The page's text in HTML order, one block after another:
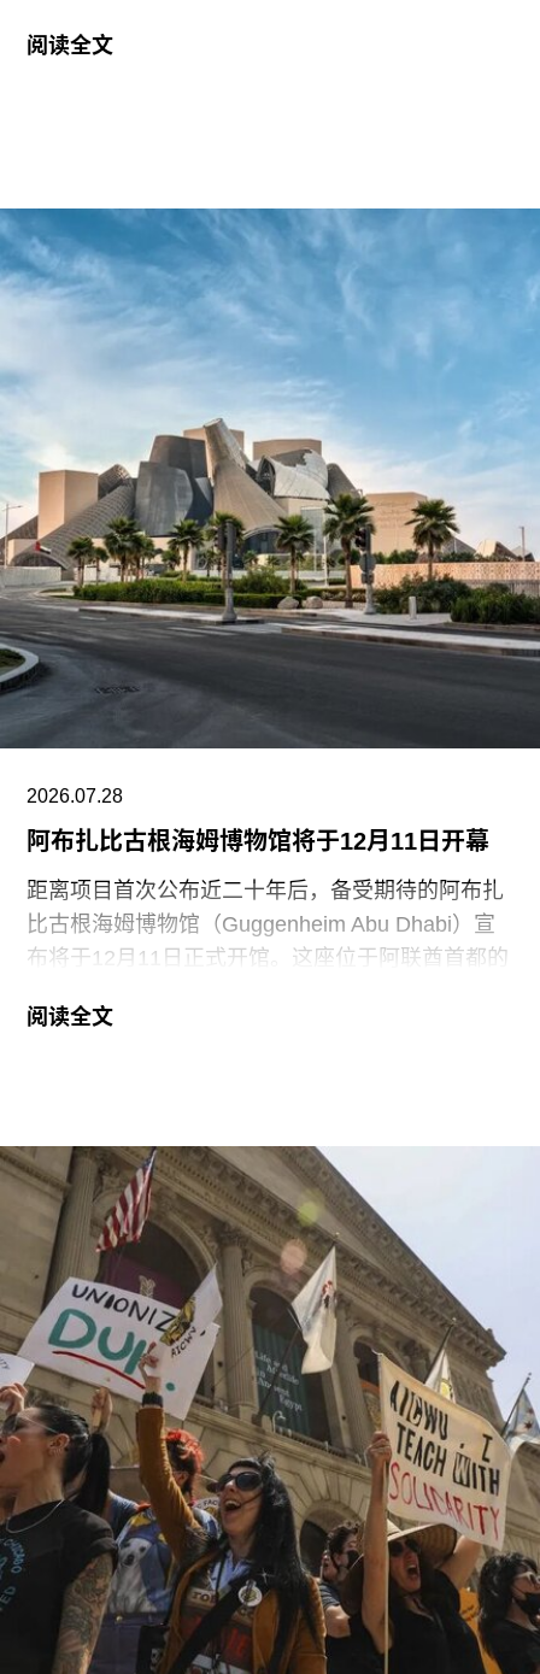
23岁的国家卫生服务工作者贾伊·哈莱（Jai Halai）
1901年的作品《母性》（Motherhood
）。这张照
片由巴勒斯坦摄影记者阿里·贾达拉（Ali
Jadallah）于2024年3月以色列围困加沙希法医院
期间拍摄。两名抗议者隶属于“青年诉求”（Youth
Demand），该组织由气候行动组织“停止石油”
（Just Stop Oil）的学生分支发展而来。行动中，
两人高声呼吁英国停止与以色列的贸易往来。随
后，其中一人将红色液体泼洒在展厅地面，引发现
场观众惊呼，两人随即被警方逮捕。
此次行动发生时，英国艺术机构正接连成为抗议活
动的现场。就在该事件发生几天前，两名年轻的气
候行动人士因向文森特·梵高1888年作品《向日
葵》的玻璃罩泼洒番茄汤而被判处监禁。庭审中，
陪审团获悉，毕加索画作本身并未受损，但泼洒在
地面的红色水性颜料渗入了展厅地面，污染了大理
石踢脚线。此次事件共造成美术馆约8000英镑的损
失，其中仅约270英镑用于清洁，其余费用主要用
展厅等支出。辩方主张，部分费用源于馆方自行决
定采用何种修复方案，而非抗议行为本身造成的损
害，但这一论点最终未获法院采纳。
阅读全文
2026.07.28
阿布扎比古根海姆博物馆将于12月11日开幕
距离项目首次公布近二十年后，备受期待的阿布扎
比古根海姆博物馆（Guggenheim Abu Dhabi）宣
布将于12月11日正式开馆。这座位于阿联酋首都的
主弗兰克·盖里（Frank Gehry）设计，也是所罗门
阿布扎比古根海姆博物馆占地逾80万平方英尺，将
成为古根海姆体系中规模最大的分馆，内设30个展
厅，室内展览面积约12.5万平方英尺。建筑外观由
十个雕塑般的锥体以非传统方式组合而成，表面覆
以不锈钢网、缟玛瑙和玻璃等材料，高达280英
尺。据《纽约时报》报道，该馆也是古根海姆体系
中造价最高的博物馆，预计总成本超过10亿美元。
博物馆将重点展示1960年代以来的艺术作品，并自
2009年起开始建立馆藏。不同于传统按时间顺序排
列展品的方式，展览将按主题划分为“抽象”、“流行
文化”、“土地”、“语言”和“叙事”等单元。根据新闻
稿，这种设计旨在邀请观众“按照自己的方式”与艺
术互动。
阿布扎比古根海姆博物馆是阿布扎比耗资数十亿美
阅读全文